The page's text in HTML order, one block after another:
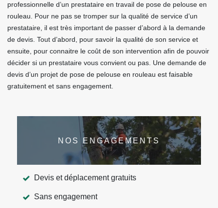
professionnelle d’un prestataire en travail de pose de pelouse en
rouleau. Pour ne pas se tromper sur la qualité de service d’un
prestataire, il est très important de passer d’abord à la demande
de devis. Tout d’abord, pour savoir la qualité de son service et
ensuite, pour connaitre le coût de son intervention afin de pouvoir
décider si un prestataire vous convient ou pas. Une demande de
devis d’un projet de pose de pelouse en rouleau est faisable
gratuitement et sans engagement.
NOS ENGAGEMENTS
Devis et déplacement gratuits
Sans engagement